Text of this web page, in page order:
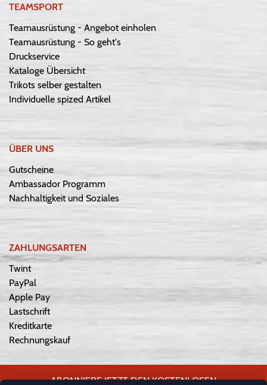
TEAMSPORT
Teamausrüstung - Angebot einholen
Teamausrüstung - So geht's
Druckservice
Kataloge Übersicht
Trikots selber gestalten
Individuelle spized Artikel
ÜBER UNS
Gutscheine
Ambassador Programm
Nachhaltigkeit und Soziales
ZAHLUNGSARTEN
Twint
PayPal
Apple Pay
Lastschrift
Kreditkarte
Rechnungskauf
ABONNIERE JETZT DEN KOSTENLOSEN